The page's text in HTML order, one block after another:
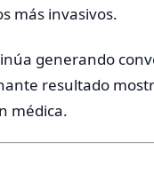
más invasivos.
generando
resultado
médica.